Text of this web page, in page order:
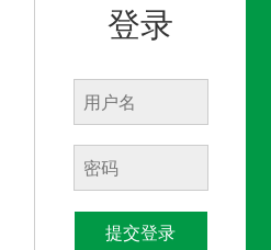
登录
提交登录